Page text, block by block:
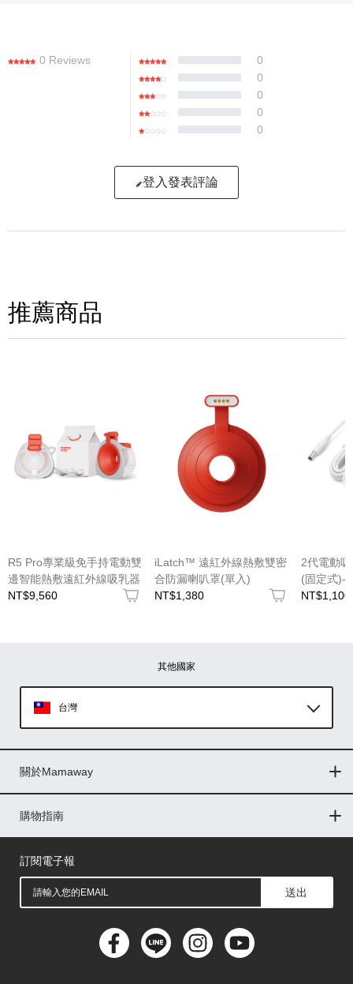
0 Reviews
0
0
0
0
0
登入發表評論
(圖片格式限jpg、jpeg)
推薦商品
R5 Pro專業級免手持電動雙
邊智能熱敷遠紅外線吸乳器
NT$9,560
iLatch™ 遠紅外線熱敷雙密
合防漏喇叭罩(單入)
NT$1,380
2代電動
(固定式)-
號
NT$1,100
其他國家
台灣
印尼
菲律賓
馬來西亞
關於Mamaway
門市據點
最新消息
品牌故事
人力招募
媒體花絮
隱私權聲明
CSR企業社會責任
購物指南
購物常見問題
退換貨問題
儲值金使用條款
購買儲值金
發票問題
會員權益
線上留言
吸乳器-免費體驗
訂閱電子報
送出